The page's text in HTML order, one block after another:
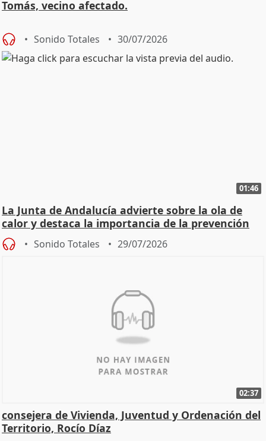
Tomás, vecino afectado.
Sonido Totales 30/07/2026
01:46
La Junta de Andalucía advierte sobre la ola de
calor y destaca la importancia de la prevención
Sonido Totales 29/07/2026
02:37
consejera de Vivienda, Juventud y Ordenación del
Territorio, Rocío Díaz